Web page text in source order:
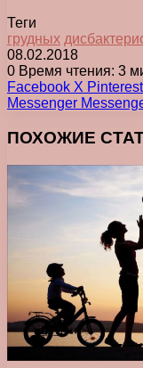
Теги
грудных
08.02.2018
0 Время чтения: 3
Facebook X Pinterest
Messenger
ПОХОЖИЕ